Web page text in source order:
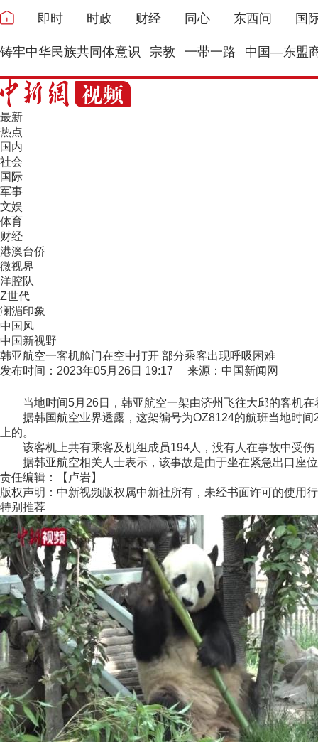
即时 时政 财经 同心 东西问 国
铸牢中华民族共同体意识 宗教 一带一路 中国—东盟
最新
热点
国内
社会
国际
军事
文娱
体育
财经
港澳台侨
微视界
洋腔队
Z世代
澜湄印象
中国风
中国新视野
韩亚航空一客机舱门在空中打开 部分乘客出现呼吸困难
发布时间：2023年05月26日 19:17 来源：中国新闻网
当地时间5月26日，韩亚航空一架由济州飞往大邱的客机在
据韩国航空业界透露，这架编号为OZ8124的航班当地时间
上的。
该客机上共有乘客及机组成员194人，没有人在事故中受伤
据韩亚航空相关人士表示，该事故是由于坐在紧急出口座位
责任编辑：【卢岩】
版权声明：中新视频版权属中新社所有，未经书面许可的使用
特别推荐